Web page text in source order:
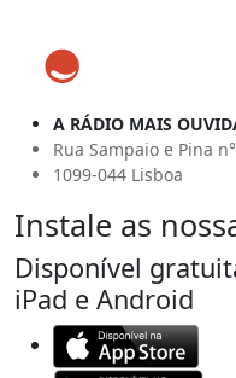
A RÁDIO MAIS
Rua Sampaio e Pina
1099-044 Lisboa
Instale as
Disponível
iPad e Android